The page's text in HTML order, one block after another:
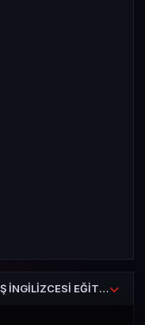
DAYLİGHT İŞ İNGİLİZCESİ EĞİTİM SETİ — Ders 1